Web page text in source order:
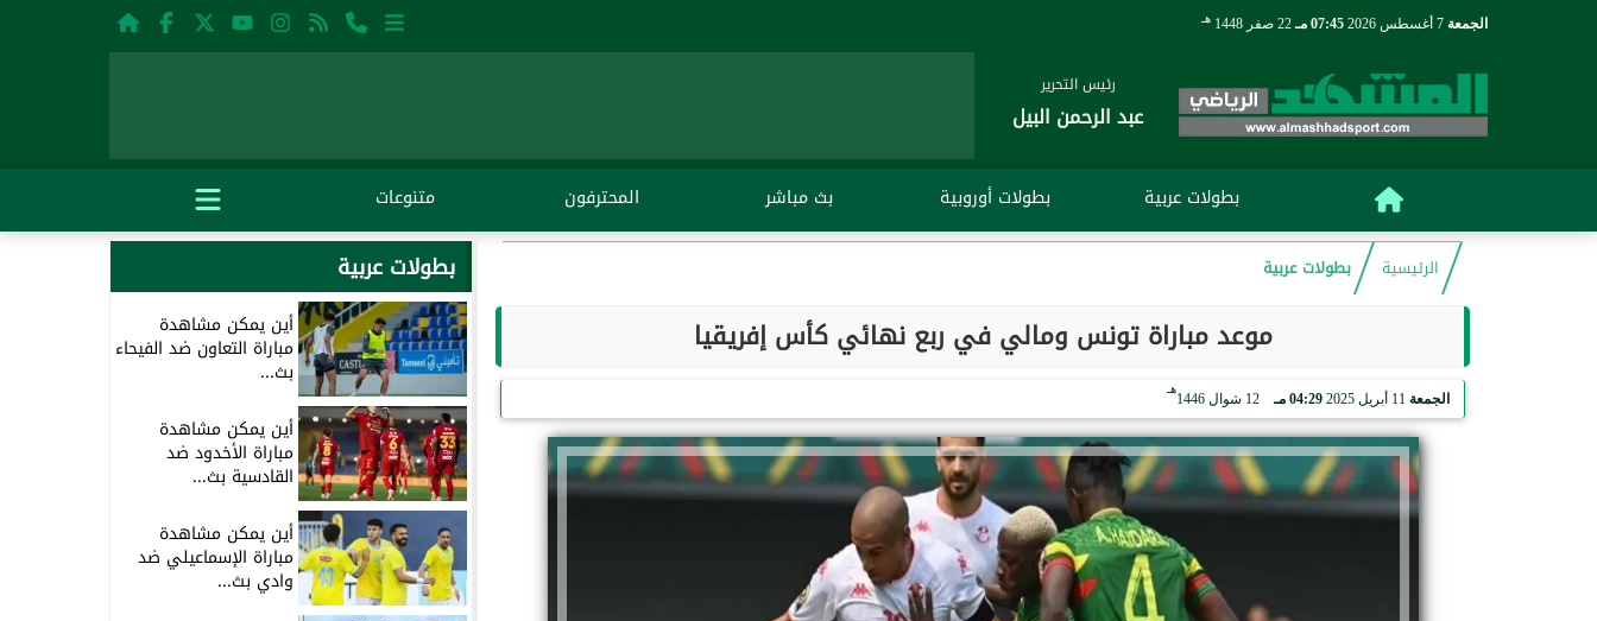
الجمعة 07:45 مـ 22 صفر 1448 هـ
رئيس التحرير
عبد الرحمن البيل
بطولات عربية بطولات أوروبية بث مباشر المحترفون متنوعات
الرئيسية بطولات عربية
موعد مباراة تونس ومالي في ربع نهائي كأس إفريقيا
الجمعة 04:29 مـ 12 شوال 1446
هـ
بطولات عربية
أين يمكن مشاهدة
مباراة التعاون ضد الفيحاء
بث...
أين يمكن مشاهدة
مباراة الأخدود ضد
القادسية بث...
أين يمكن مشاهدة
مباراة الإسماعيلي ضد
وادي بث...